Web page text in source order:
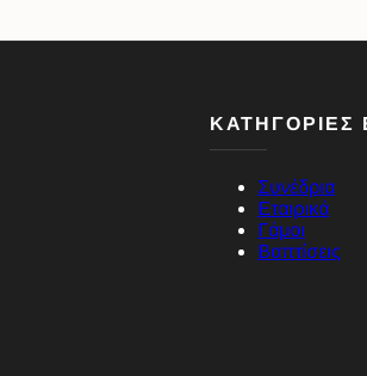
ΚΑΤΗΓΟΡΙΕΣ
Συνέδρια
Εταιρικά
Γάμοι
Βαπτίσεις